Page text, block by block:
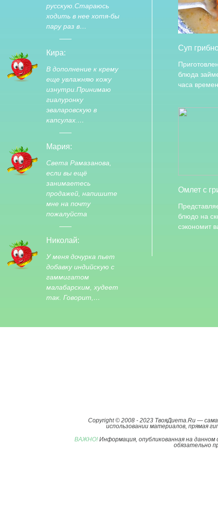
русскую.Стараюсь
ходить в нее хотя-бы
пару раз в…
Кира:
В дополнение к крему
еще увлажняю кожу
изнутри.Принимаю
гиалуронку
эваларовскую в
капсулах.…
Мария:
Света Рамазанова,
если вы ещё
занимаетесь
продажей, напишите
мне на почту
пожалуйста
Николай:
У меня дочурка пьет
добавку индийскую с
гаммигатом
малабарским, худеет
так. Говорит,…
Суп
блюда
часа
Омлет с
блюдо на
сэкономит
Copyright © 2008 - 2023 ТвояДиета.Ru —
использовании материалов, прямая
ВАЖНО! Информация, опубликованная на
обязательно